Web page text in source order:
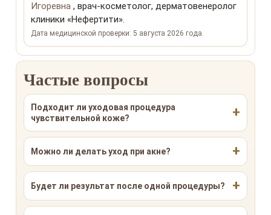
Игоревна , врач-косметолог, дерматовенеролог
клиники «Нефертити».
Дата медицинской проверки: 5 августа 2026 года.
Частые вопросы
Подходит ли уходовая процедура
чувствительной коже?
Можно ли делать уход при акне?
Будет ли результат после одной процедуры?